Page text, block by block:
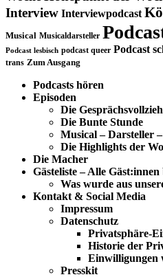
Interview Interviewpodcast
Musical Musicaldarsteller
Podcast lesbisch podcast queer Podcast
trans Zum Ausgang
Podcasts hören
Episoden
Die
Die Bunte Stunde
Musical – Darsteller
Die Highlights der
Die Macher
Gästeliste – Alle
Was wurde aus
Kontakt & Social Media
Impressum
Datenschutz
Privatsphäre-
Historie der
Einwilligungen
Presskit